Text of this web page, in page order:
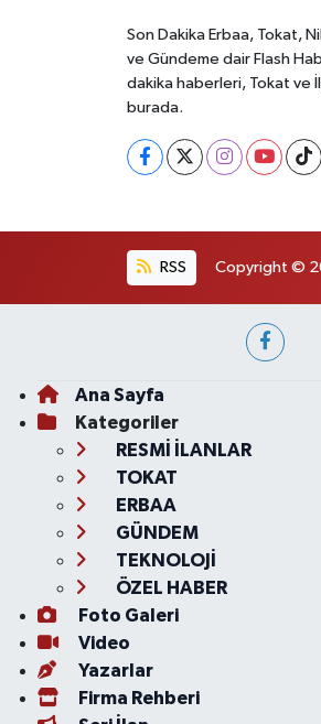
Son Dakika Erbaa, Tokat,
ve Gündeme dair Flash
dakika haberleri, Tokat ve
burada.
RSS Copyright ©
Ana Sayfa
Kategoriler
RESMİ İLANLAR
TOKAT
ERBAA
GÜNDEM
TEKNOLOJİ
ÖZEL HABER
Foto Galeri
Video
Yazarlar
Firma Rehberi